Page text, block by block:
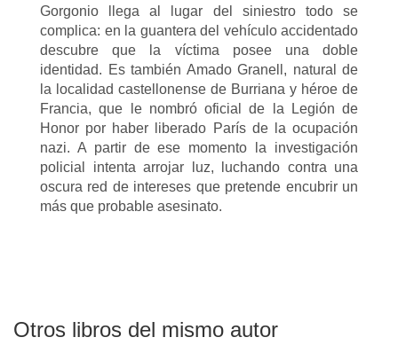
Gorgonio llega al lugar del siniestro todo se
complica: en la guantera del vehículo accidentado
descubre que la víctima posee una doble
identidad. Es también Amado Granell, natural de
la localidad castellonense de Burriana y héroe de
Francia, que le nombró oficial de la Legión de
Honor por haber liberado París de la ocupación
nazi. A partir de ese momento la investigación
policial intenta arrojar luz, luchando contra una
oscura red de intereses que pretende encubrir un
más que probable asesinato.
Otros libros del mismo autor